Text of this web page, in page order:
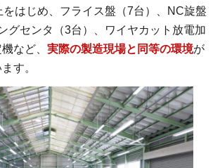
はじめ、フライス盤（7台）、NC旋盤
グセンタ（3台）、ワイヤカット放電加
など、 実際の製造現場と同等の環境が
す。